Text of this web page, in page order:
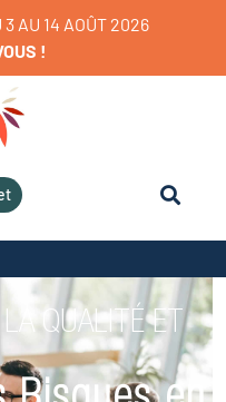
3 AU 14 AOÛT 2026
!
QUALITÉ ET